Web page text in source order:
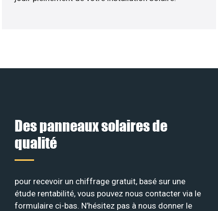
Des panneaux solaires de
qualité
pour recevoir un chiffrage gratuit, basé sur une
étude rentabilité, vous pouvez nous contacter via le
formulaire ci-bas. N’hésitez pas à nous donner le